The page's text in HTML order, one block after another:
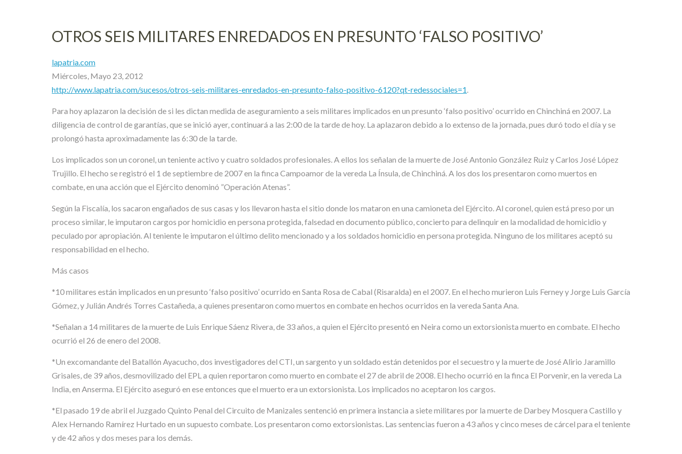
OTROS SEIS MILITARES ENREDADOS EN PRESUNTO ‘FALSO POSITIVO’
lapatria.com
Miércoles, Mayo 23, 2012
http://www.lapatria.com/sucesos/otros-seis-militares-enredados-en-presunto-falso-positivo-6120?qt-redessociales=1.
Para hoy aplazaron la decisión de si les dictan medida de aseguramiento a seis militares implicados en un presunto ‘falso positivo’ ocurrido en Chinchiná en 2007. La
diligencia de control de garantías, que se inició ayer, continuará a las 2:00 de la tarde de hoy. La aplazaron debido a lo extenso de la jornada, pues duró todo el día y se
prolongó hasta aproximadamente las 6:30 de la tarde.
Los implicados son un coronel, un teniente activo y cuatro soldados profesionales. A ellos los señalan de la muerte de José Antonio González Ruiz y Carlos José López
Trujillo. El hecho se registró el 1 de septiembre de 2007 en la finca Campoamor de la vereda La Ínsula, de Chinchiná. A los dos los presentaron como muertos en
combate, en una acción que el Ejército denominó ”Operación Atenas”.
Según la Fiscalía, los sacaron engañados de sus casas y los llevaron hasta el sitio donde los mataron en una camioneta del Ejército. Al coronel, quien está preso por un
proceso similar, le imputaron cargos por homicidio en persona protegida, falsedad en documento público, concierto para delinquir en la modalidad de homicidio y
peculado por apropiación. Al teniente le imputaron el último delito mencionado y a los soldados homicidio en persona protegida. Ninguno de los militares aceptó su
responsabilidad en el hecho.
Más casos
*10 militares están implicados en un presunto ‘falso positivo’ ocurrido en Santa Rosa de Cabal (Risaralda) en el 2007. En el hecho murieron Luis Ferney y Jorge Luis García
Gómez, y Julián Andrés Torres Castañeda, a quienes presentaron como muertos en combate en hechos ocurridos en la vereda Santa Ana.
*Señalan a 14 militares de la muerte de Luis Enrique Sáenz Rivera, de 33 años, a quien el Ejército presentó en Neira como un extorsionista muerto en combate. El hecho
ocurrió el 26 de enero del 2008.
*Un excomandante del Batallón Ayacucho, dos investigadores del CTI, un sargento y un soldado están detenidos por el secuestro y la muerte de José Alirio Jaramillo
Grisales, de 39 años, desmovilizado del EPL a quien reportaron como muerto en combate el 27 de abril de 2008. El hecho ocurrió en la finca El Porvenir, en la vereda La
India, en Anserma. El Ejército aseguró en ese entonces que el muerto era un extorsionista. Los implicados no aceptaron los cargos.
*El pasado 19 de abril el Juzgado Quinto Penal del Circuito de Manizales sentenció en primera instancia a siete militares por la muerte de Darbey Mosquera Castillo y
Alex Hernando Ramírez Hurtado en un supuesto combate. Los presentaron como extorsionistas. Las sentencias fueron a 43 años y cinco meses de cárcel para el teniente
y de 42 años y dos meses para los demás.